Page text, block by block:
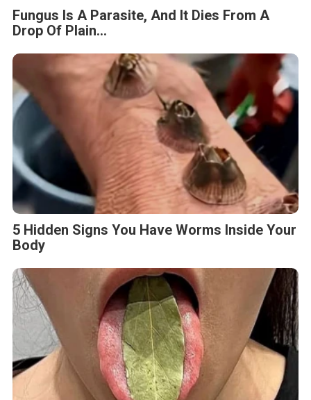
Fungus Is A Parasite, And It Dies From A
Drop Of Plain...
5 Hidden Signs You Have Worms Inside Your
Body